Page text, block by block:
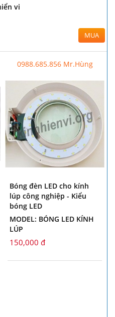
vi
MUA
0988.685.856 Mr.Hùng
Bóng đèn LED cho kính
lúp công nghiệp - Kiểu
bóng LED
MODEL: BÓNG LED KÍNH
LÚP
150,000 đ